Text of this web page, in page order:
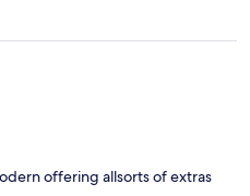
offering allsorts of extras